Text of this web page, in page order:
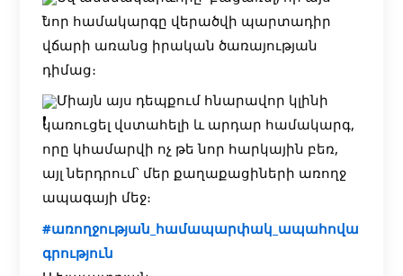
նոր համակարգը վերածվի պարտադիր
վճարի առանց իրական ծառայության
դիմաց։
Միայն այս դեպքում հնարավոր կլինի
կառուցել վստահելի և արդար համակարգ,
որը կհամարվի ոչ թե նոր հարկային բեռ,
այլ ներդրում՝ մեր քաղաքացիների առողջ
ապագայի մեջ։
#առողջության_համապարփակ_ապահովա
գրություն